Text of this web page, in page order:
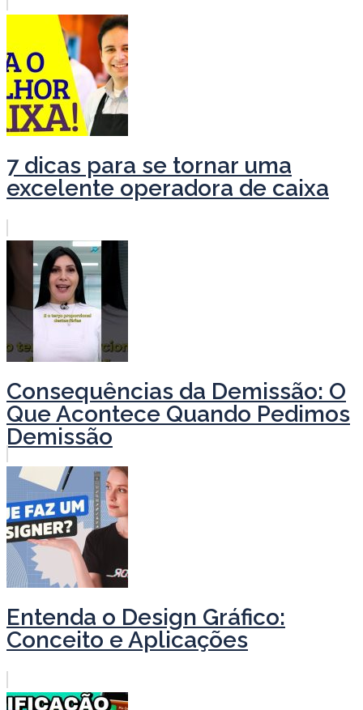
7 dicas para se tornar uma
excelente operadora de caixa
Consequências da Demissão: O
Que Acontece Quando Pedimos
Demissão
Entenda o Design Gráfico:
Conceito e Aplicações